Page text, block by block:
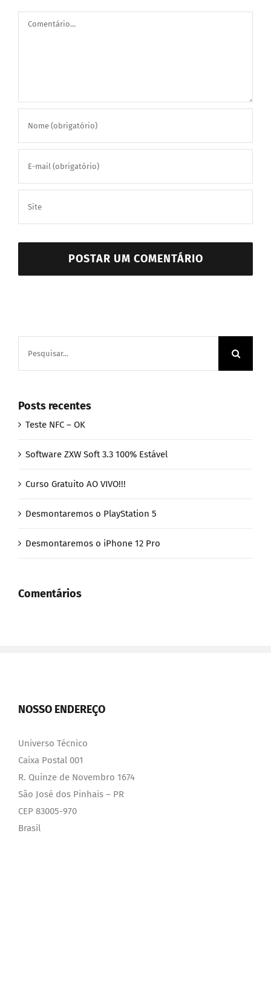
Comentário
resultados
Posts recentes
Teste NFC – OK
Software ZXW Soft 3.3 100% Estável
Curso Gratuito AO VIVO!!!
Desmontaremos o PlayStation 5
Desmontaremos o iPhone 12 Pro
Comentários
NOSSO ENDEREÇO
Universo Técnico
Caixa Postal 001
R. Quinze de Novembro 1674
São José dos Pinhais – PR
CEP 83005-970
Brasil